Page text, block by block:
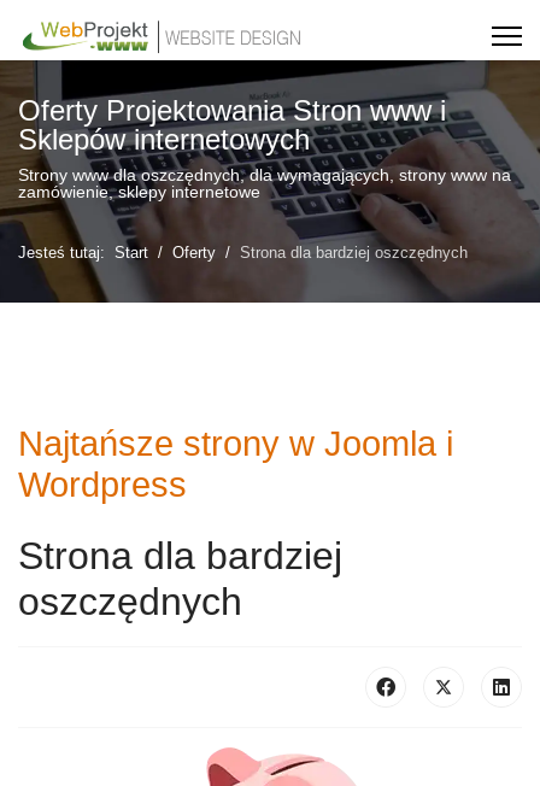
Oferty Projektowania Stron www i
Sklepów internetowych
Strony www dla oszczędnych, dla wymagających, strony www na
zamówienie, sklepy internetowe
Jesteś tutaj: Start Oferty Strona dla bardziej oszczędnych
Najtańsze strony w Joomla i
Wordpress
Strona dla bardziej
oszczędnych